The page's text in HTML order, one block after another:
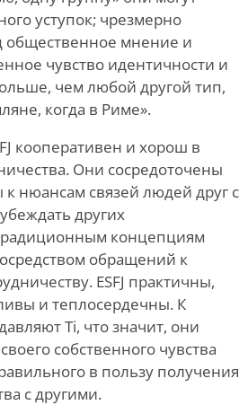
уступок; чрезмерно
общественное мнение и
чувство идентичности и
чем любой другой тип,
когда в Риме».
кооперативен и хорош в
Они сосредоточены
к нюансам связей людей друг с
других
концепциям
обращений к
ESFJ практичны,
и теплосердечны. К
Ti, что значит, они
собственного чувства
в пользу получения
с другими.